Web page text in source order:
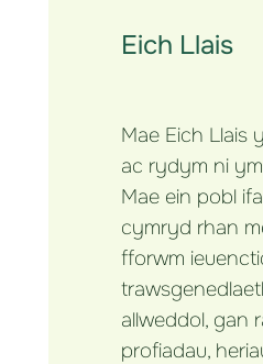
Eich Llais
Mae Eich Llais
ac rydym ni
Mae ein pobl
cymryd rhan
fforwm
allweddol, gan
profiadau,